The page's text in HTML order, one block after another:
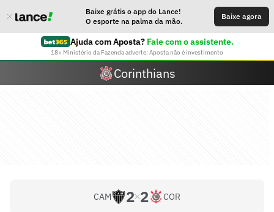
Baixe grátis o app do Lance!
O esporte na palma da mão.
Baixe agora
Ajuda com Aposta? Fale com o assistente.
18+ Ministério da Fazenda adverte: Aposta não é investimento
Corinthians
CAM 2 2 COR